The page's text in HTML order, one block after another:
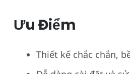
Ưu Điểm
Thiết kế chắc chắn,